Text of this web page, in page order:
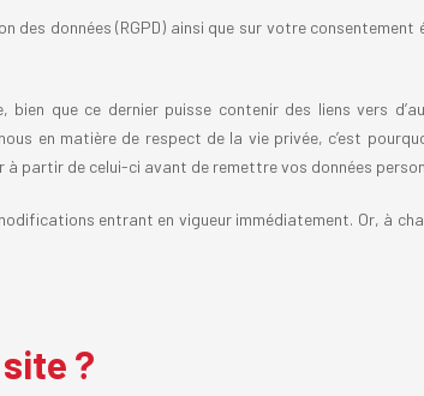
données (RGPD) ainsi que sur votre consentement
que ce dernier puisse contenir des liens vers
en matière de respect de la vie privée, c’est
partir de celui-ci avant de remettre vos données
entrant en vigueur immédiatement. Or, à
?